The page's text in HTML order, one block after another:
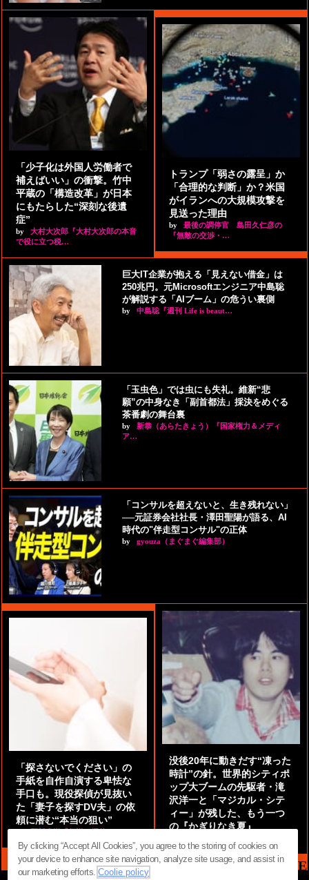
「少子化は外国人労働者で
補えばいい」の衝撃。竹中
平蔵の「構造改革」が日本
にもたらした“深刻な後遺
症”
by
大村大次郎『大村大次郎の本音
で役に立つ税…
トランプ「弱さの露呈」か
「合理的な判断」か？米国
がイランへの大規模攻撃を
見送った理由
by
最後の調停官 島田久仁彦の
『無敵の交渉・…
巨大IT企業が抱える「見えない借金」は
250兆円。元Microsoftエンジニア中島聡
が解説する「AIブーム」の危うい裏側
by 中島聡『週刊 Life is beaut…
「玉虫色」では虫にも失礼。維新“悲
願”の中身なき「副首都法」採決をめぐる
茶番劇の舞台裏
by
新恭（あらたきょう）『国家権力＆メディ
ア…
「コンサルを超えないと、生き残れない」
──元証券会社社長・澤田聖陽が語る、AI
時代の"伴走型コンサル"の正体
by gyouza（まぐまぐ編集部）
「探さないでください」の
手紙を自作自演する卑怯な
手口も。現役探偵が見抜い
た「妻子を探すDV夫」の依
頼に潜む“本当の狙い”
by 阿部泰尚『伝説の探偵』
没後20年に動きだす“凍った
時計”の針。世界的シティポ
ップ大ブームの先駆者・滝
沢洋一と「マジカル・シテ
ィー」が残した、もう一つ
の『かぎりなき夏』
MAG2 NEWS HEADLINE
By clicking “Accept All Cookies”, you agree to the storing of cookies on
your device to enhance site navigation, analyze site usage, and assist in
our marketing efforts.Coolie policy